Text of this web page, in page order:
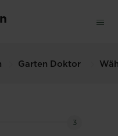
Garten Doktor
3